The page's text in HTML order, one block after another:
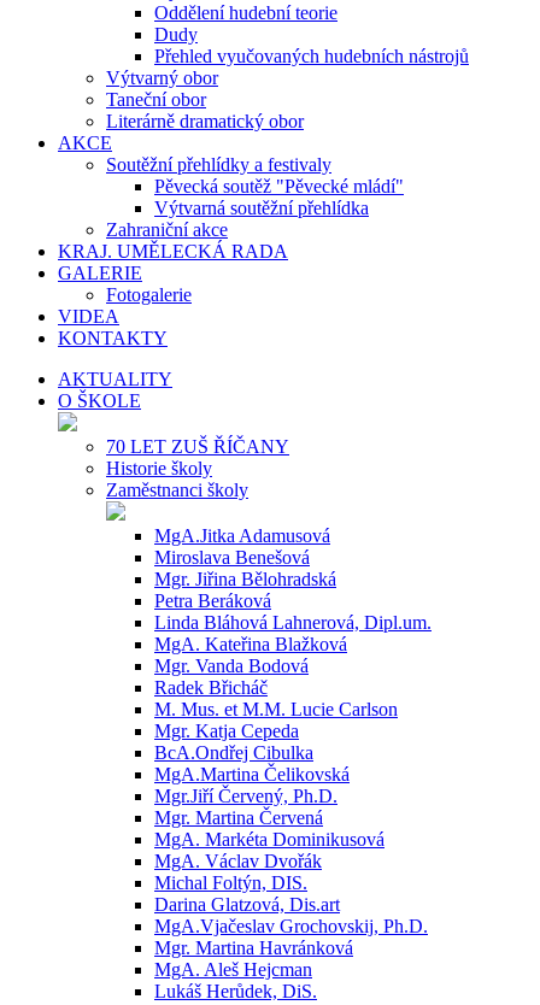
Oddělení hudební teorie
Dudy
Přehled vyučovaných hudebních nástrojů
Výtvarný obor
Taneční obor
Literárně dramatický obor
AKCE
Soutěžní přehlídky a festivaly
Pěvecká soutěž "Pěvecké mládí"
Výtvarná soutěžní přehlídka
Zahraniční akce
KRAJ. UMĚLECKÁ RADA
GALERIE
Fotogalerie
VIDEA
KONTAKTY
AKTUALITY
O ŠKOLE
70 LET ZUŠ ŘÍČANY
Historie školy
Zaměstnanci školy
MgA.Jitka Adamusová
Miroslava Benešová
Mgr. Jiřina Bělohradská
Petra Beráková
Linda Bláhová Lahnerová, Dipl.um.
MgA. Kateřina Blažková
Mgr. Vanda Bodová
Radek Břicháč
M. Mus. et M.M. Lucie Carlson
Mgr. Katja Cepeda
BcA.Ondřej Cibulka
MgA.Martina Čelikovská
Mgr.Jiří Červený, Ph.D.
Mgr. Martina Červená
MgA. Markéta Dominikusová
MgA. Václav Dvořák
Michal Foltýn, DIS.
Darina Glatzová, Dis.art
MgA.Vjačeslav Grochovskij, Ph.D.
Mgr. Martina Havránková
MgA. Aleš Hejcman
Lukáš Herůdek, DiS.